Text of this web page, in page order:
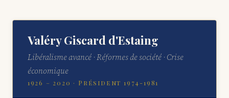
Valéry Giscard d'Estaing
Libéralisme avancé · Réformes de société · Crise
économique
1926 – 2020 · Président 1974-1981